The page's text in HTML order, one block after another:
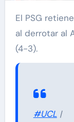
El PSG retiene la Copa de la Liga de Campeones
al derrotar al
(4-3).
#UCL|